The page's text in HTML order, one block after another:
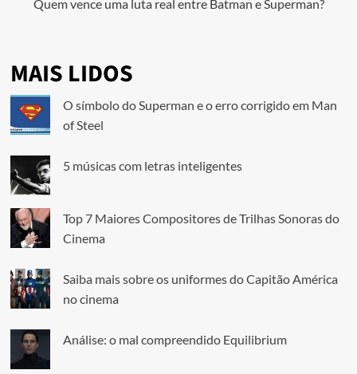
Quem vence uma luta real entre Batman e Superman?
MAIS LIDOS
O símbolo do Superman e o erro corrigido em Man
of Steel
5 músicas com letras inteligentes
Top 7 Maiores Compositores de Trilhas Sonoras do
Cinema
Saiba mais sobre os uniformes do Capitão América
no cinema
Análise: o mal compreendido Equilibrium